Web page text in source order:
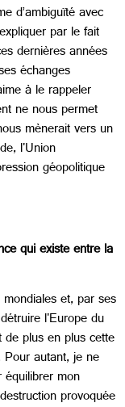
d’ambiguïté avec
par le fait
dernières années
échanges
à le rappeler
ne nous permet
mènerait vers un
l'Union
géopolitique
qui existe entre la
et, par ses
l'Europe du
plus en plus cette
autant, je ne
mon
provoquée